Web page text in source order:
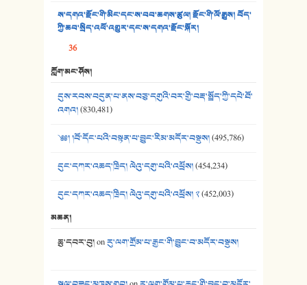
38. ཡབ་ཡུམ། - ཟླ་སྒྲོན།
ས་དགའ་རྫོང་གི་མིང་དང་ས་བབ་ཆགས་ཚུལ། རྫོང་གི་ལོ་རྒྱུས། བོད་
ཀྱི་ཆབ་སྲིད་འཕོ་འགྱུར་དང་ས་དགའ་རྫོང་སྐོར།
36
ཀློག་མང་ཤོས།
དུས་རབས་བདུན་པ་ནས་བཅུ་དགུའི་བར་གྱི་བརྡ་སྤྲོད་ཀྱི་དཔེ་ཐོ་
འགའ།(830,481)
༄༅། །བོ་དོང་པའི་བསྟན་པ་བྱུང་རིམ་མདོར་བསྡུས།(495,786)
དུང་དཀར་འཆད་ཁྲིད། ལེའུ་དགུ་པའི་འཕྲོས།(454,234)
དུང་དཀར་འཆད་ཁྲིད། ལེའུ་དགུ་པའི་འཕྲོས། ༢(452,003)
མཆན།
ཆུ་དབར་བུ།onརུ་ལག་གྲོམ་པ་རྒྱང་གི་བྱུང་བ་མདོར་བསྡུས།